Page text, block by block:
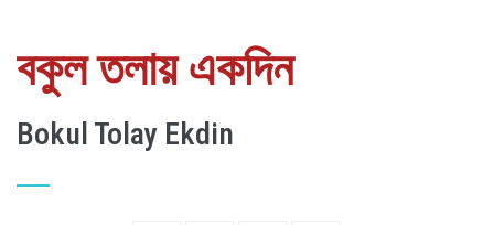
বকুল তলায় একদিন
Bokul Tolay Ekdin